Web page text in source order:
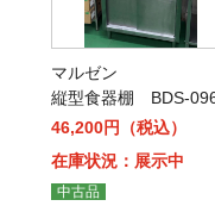
マルゼン
縦型食器棚 BDS-
46,200円（税込）
在庫状況：展示中
中古品